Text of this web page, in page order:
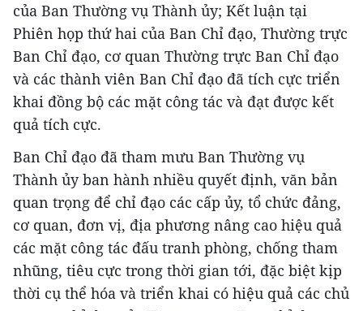
của Ban Thường vụ Thành ủy; Kết luận tại
Phiên họp thứ hai của Ban Chỉ đạo, Thường trực
Ban Chỉ đạo, cơ quan Thường trực Ban Chỉ đạo
và các thành viên Ban Chỉ đạo đã tích cực triển
khai đồng bộ các mặt công tác và đạt được kết
quả tích cực.
Ban Chỉ đạo đã tham mưu Ban Thường vụ
Thành ủy ban hành nhiều quyết định, văn bản
quan trọng để chỉ đạo các cấp ủy, tổ chức đảng,
cơ quan, đơn vị, địa phương nâng cao hiệu quả
các mặt công tác đấu tranh phòng, chống tham
nhũng, tiêu cực trong thời gian tới, đặc biệt kịp
thời cụ thể hóa và triển khai có hiệu quả các chủ